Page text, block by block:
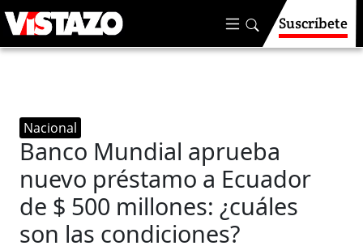
Suscríbete
Nacional
Banco Mundial aprueba
nuevo préstamo a Ecuador
de $ 500 millones: ¿cuáles
son las condiciones?